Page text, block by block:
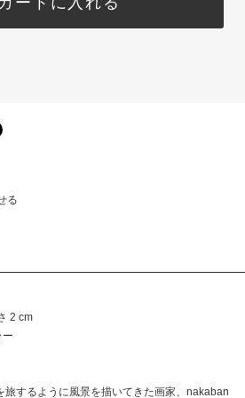
る
2 cm
旅するように風景を描いてきた画家、nakaban